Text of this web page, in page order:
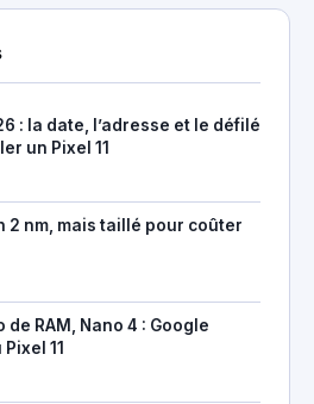
: la date, l’adresse et le défilé
un Pixel 11
2 nm, mais taillé pour coûter
de RAM, Nano 4 : Google
11